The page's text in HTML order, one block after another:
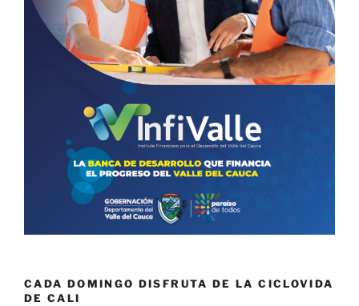
CADA DOMINGO DISFRUTA DE LA CICLOVIDA
DE CALI